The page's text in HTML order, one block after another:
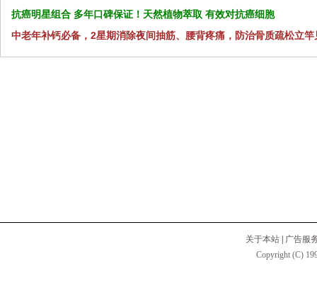
抗癌明星组合 多年口碑保证！天然植物萃取 有效对抗癌细胞
中老年补钙必备，2星期消除夜间抽筋、腰背疼痛，防治骨质疏松立竿
关于本站
广告服
Copyright (C)